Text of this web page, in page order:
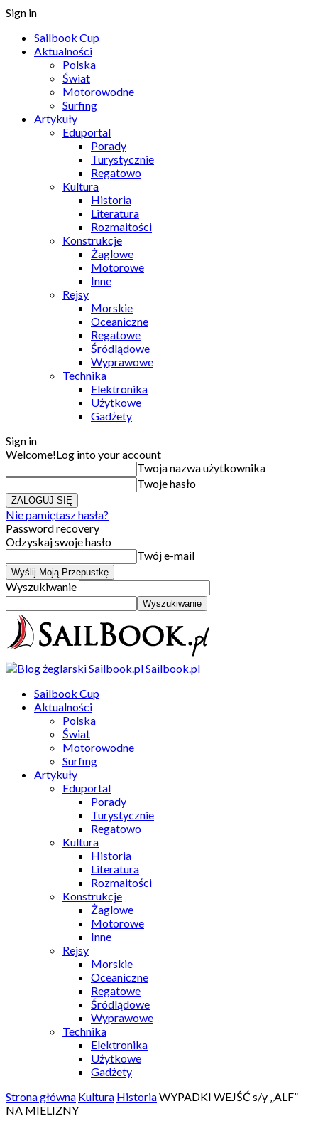
Sign in
Sailbook Cup
Aktualności
Polska
Świat
Motorowodne
Surfing
Artykuły
Eduportal
Porady
Turystycznie
Regatowo
Kultura
Historia
Literatura
Rozmaitości
Konstrukcje
Żaglowe
Motorowe
Inne
Rejsy
Morskie
Oceaniczne
Regatowe
Śródlądowe
Wyprawowe
Technika
Elektronika
Użytkowe
Gadżety
Sign in
Welcome!Log into your account
Twoja nazwa użytkownika
Twoje hasło
Nie pamiętasz hasła?
Password recovery
Odzyskaj swoje hasło
Twój e-mail
Wyszukiwanie
Sailbook.pl
Sailbook Cup
Aktualności
Polska
Świat
Motorowodne
Surfing
Artykuły
Eduportal
Porady
Turystycznie
Regatowo
Kultura
Historia
Literatura
Rozmaitości
Konstrukcje
Żaglowe
Motorowe
Inne
Rejsy
Morskie
Oceaniczne
Regatowe
Śródlądowe
Wyprawowe
Technika
Elektronika
Użytkowe
Gadżety
Strona główna Kultura HistoriaWYPADKI WEJŚĆ s/y „ALF”
NA MIELIZNY